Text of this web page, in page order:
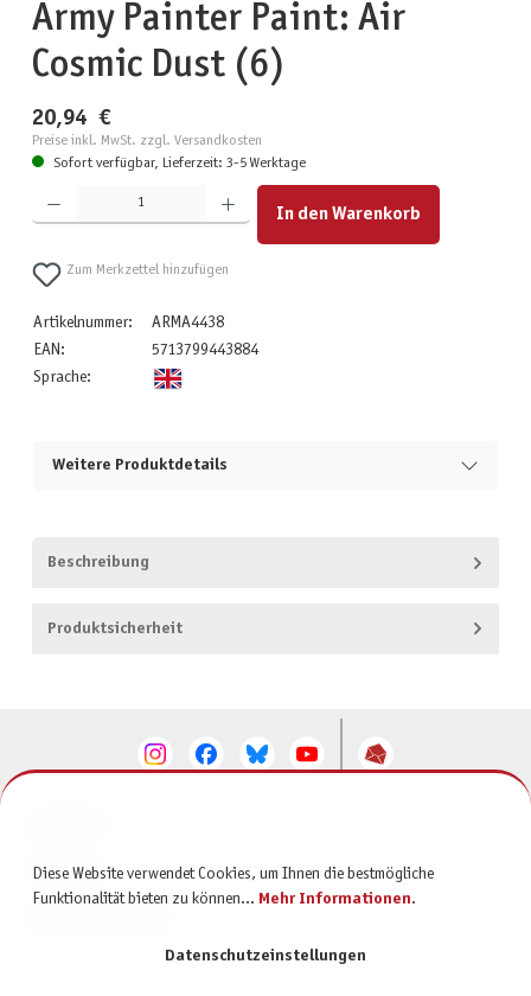
Army Painter Paint: Air
Cosmic Dust (6)
20,94 €
Preise inkl. MwSt. zzgl. Versandkosten
Sofort verfügbar, Lieferzeit: 3-5 Werktage
Produkt Anzahl: Gib den gewünschten Wert ein oder benutze die Schaltflächen um die Anzahl zu
In den Warenkorb
Zum Merkzettel hinzufügen
Artikelnummer:
ARMA4438
EAN:
5713799443884
Sprache:
Weitere Produktdetails
Beschreibung
Produktsicherheit
SERVICE
Diese Website verwendet Cookies, um Ihnen die bestmögliche
Funktionalität bieten zu können... Mehr Informationen.
Datenschutzeinstellungen